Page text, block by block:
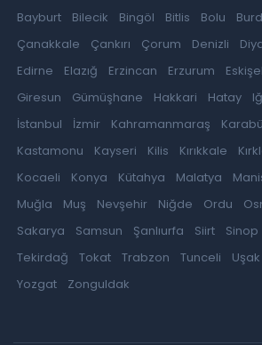
Bayburt
Bilecik Bingöl Bitlis Bolu
Çanakkale
Çankırı Çorum Denizli
Edirne
Elazığ Erzincan Erzurum
Giresun
Gümüşhane Hakkari Hatay
İstanbul
İzmir Kahramanmaraş
Kastamonu
Kayseri Kilis Kırıkkale
Kocaeli
Konya Kütahya Malatya
Muğla
Muş Nevşehir Niğde Ordu
Sakarya
Samsun Şanlıurfa Siirt Sinop
Tekirdağ
Tokat Trabzon Tunceli Uşak
Yozgat
Zonguldak